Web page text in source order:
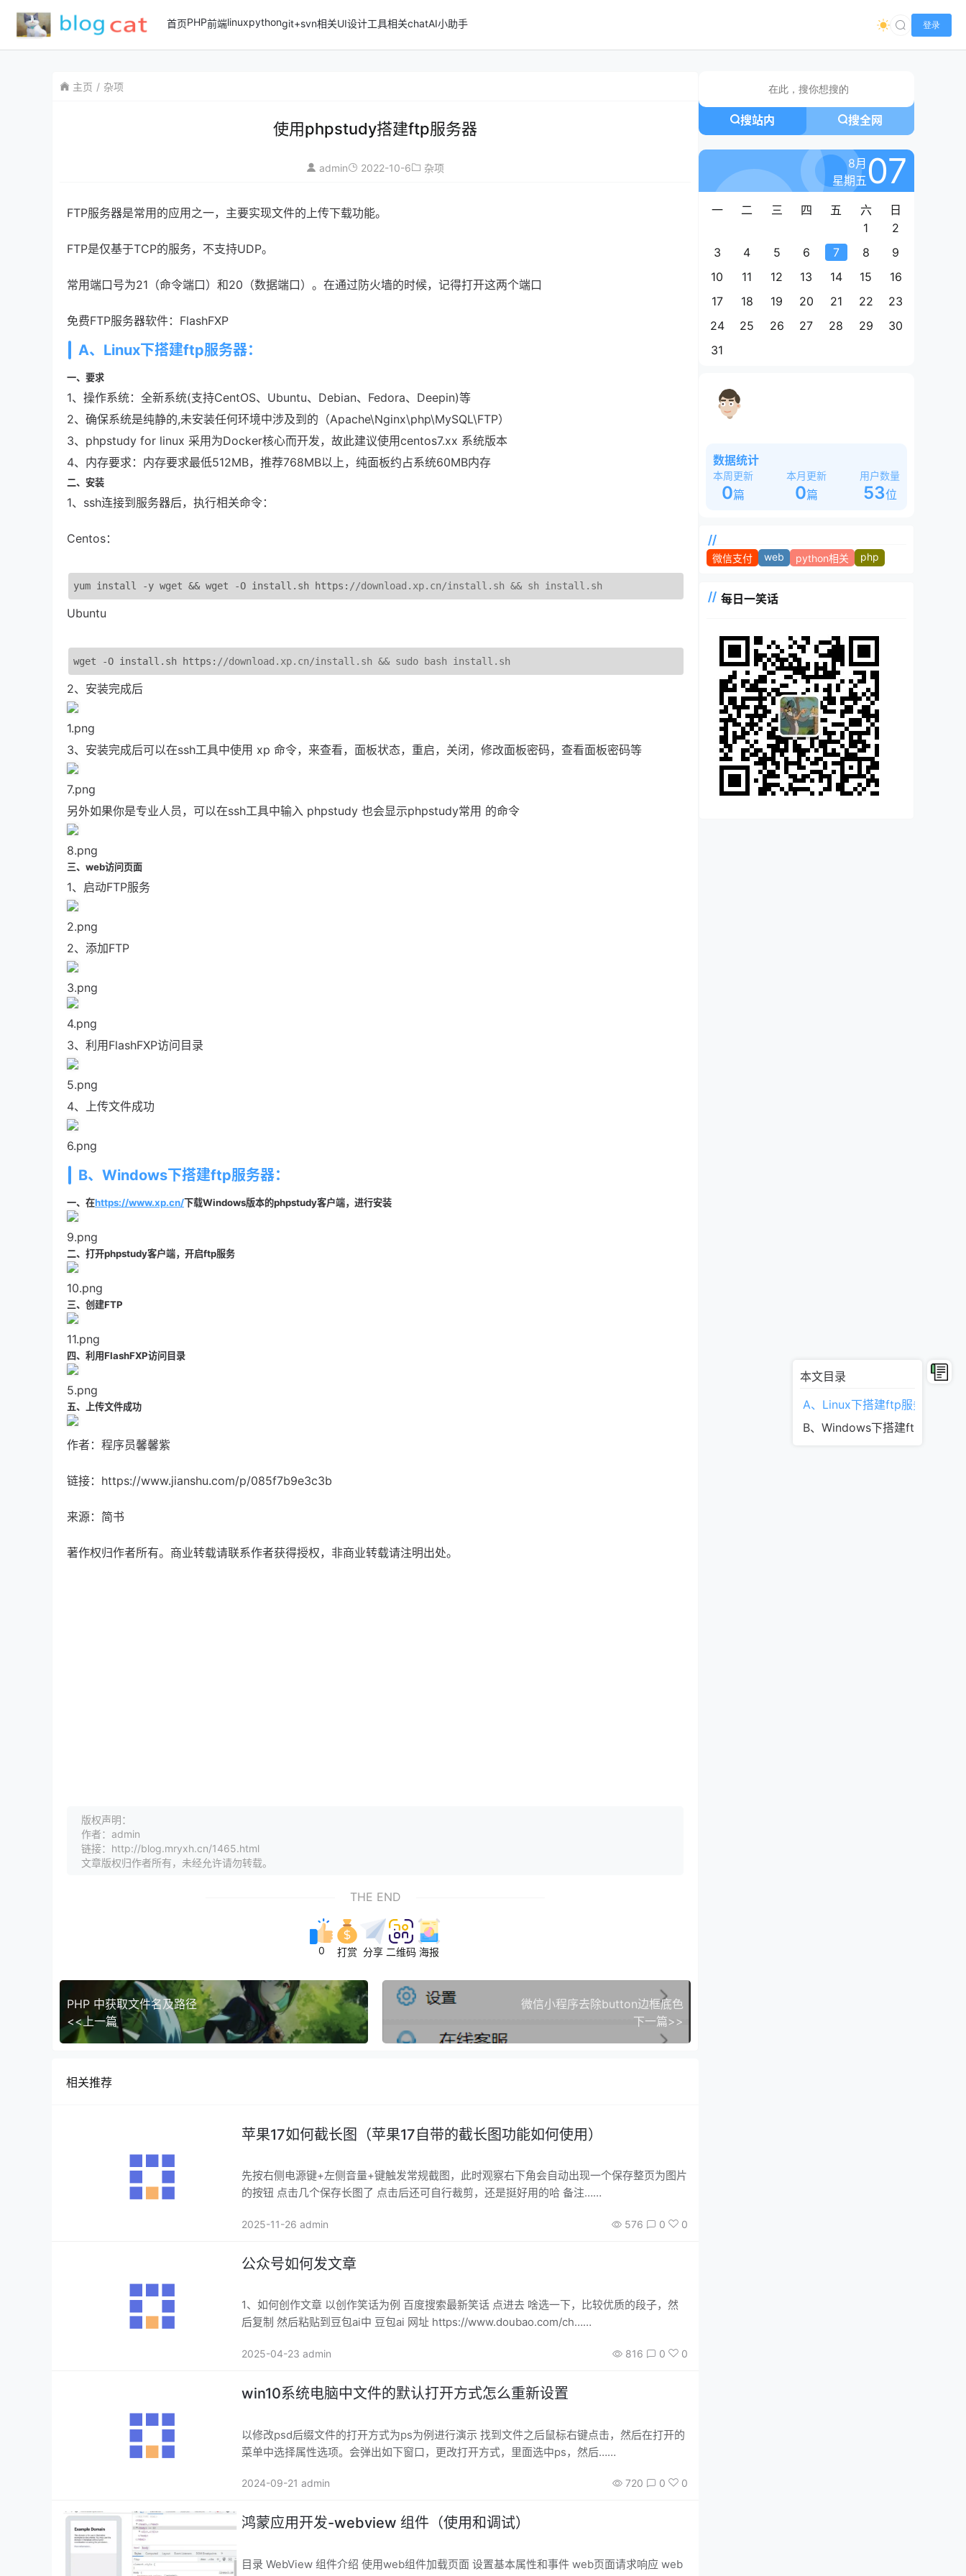
本文目录
A、Linux下搭建ftp服务器：
B、Windows下搭建ftp服务器
首页PHP前端linuxpythongit+svn相关UI设计工具相关chatAI小助手 登录
主页 杂项
使用phpstudy搭建ftp服务器
admin 2022-10-6 杂项
FTP服务器是常用的应用之一，主要实现文件的上传下载功能。
FTP是仅基于TCP的服务，不支持UDP。
常用端口号为21（命令端口）和20（数据端口）。在通过防火墙的时候，记得打开这两个端口
免费FTP服务器软件：FlashFXP
A、Linux下搭建ftp服务器：
一、要求
1、操作系统：全新系统(支持CentOS、Ubuntu、Debian、Fedora、Deepin)等
2、确保系统是纯静的,未安装任何环境中涉及到的（Apache\Nginx\php\MySQL\FTP）
3、phpstudy for linux 采用为Docker核心而开发，故此建议使用centos7.xx 系统版本
4、内存要求：内存要求最低512MB，推荐768MB以上，纯面板约占系统60MB内存
二、安装
1、ssh连接到服务器后，执行相关命令：
Centos：
yum install -y wget && wget -O install . sh https : //download . xp. cn/install . sh && sh install . sh
Ubuntu
wget -O install . sh https : //download . xp. cn/install . sh && sudo bash install . sh
2、安装完成后
1.png
3、安装完成后可以在ssh工具中使用 xp 命令，来查看，面板状态，重启，关闭，修改面板密码，查看面板密码等
7.png
另外如果你是专业人员，可以在ssh工具中输入 phpstudy 也会显示phpstudy常用 的命令
8.png
三、web访问页面
1、启动FTP服务
2.png
2、添加FTP
3.png
4.png
3、利用FlashFXP访问目录
5.png
4、上传文件成功
6.png
B、Windows下搭建ftp服务器：
一、在https://www.xp.cn/下载Windows版本的phpstudy客户端，进行安装
9.png
二、打开phpstudy客户端，开启ftp服务
10.png
三、创建FTP
11.png
四、利用FlashFXP访问目录
5.png
五、上传文件成功
作者：程序员馨馨紫
链接：https://www.jianshu.com/p/085f7b9e3c3b
来源：简书
著作权归作者所有。商业转载请联系作者获得授权，非商业转载请注明出处。
版权声明：
作者：admin
链接：http://blog.mryxh.cn/1465.html
文章版权归作者所有，未经允许请勿转载。
THE END
0 打赏 分享 二维码 海报
PHP 中获取文件名及路径
<<上一篇
微信小程序去除button边框底色
下一篇>>
相关推荐
苹果17如何截长图（苹果17自带的截长图功能如何使用）
先按右侧电源键+左侧音量+键触发常规截图，此时观察右下角会自动出现一个保存整页为图片
的按钮 点击几个保存长图了 点击后还可自行裁剪，还是挺好用的哈 备注……
2025-11-26 admin 576 0 0
公众号如何发文章
1、如何创作文章 以创作笑话为例 百度搜索最新笑话 点进去 啥选一下，比较优质的段子，然
后复制 然后粘贴到豆包ai中 豆包ai 网址 https://www.doubao.com/ch……
2025-04-23 admin 816 0 0
win10系统电脑中文件的默认打开方式怎么重新设置
以修改psd后缀文件的打开方式为ps为例进行演示 找到文件之后鼠标右键点击，然后在打开的
菜单中选择属性选项。会弹出如下窗口，更改打开方式，里面选中ps，然后……
2024-09-21 admin 720 0 0
鸿蒙应用开发-webview 组件（使用和调试）
目录 WebView 组件介绍 使用web组件加载页面 设置基本属性和事件 web页面请求响应 web
搜站内 搜全网
8月
星期五 07
一 二 三 四 五 六
日
1
2
3
4 5 6 7 8
9
10
11 12 13 14 15
16
17
18 19 20 21 22
23
24
25 26 27 28 29
30
31
数据统计
本周更新
0篇
本月更新
0篇
用户数量
53位
微信支付 web python相关 php
每日一笑话